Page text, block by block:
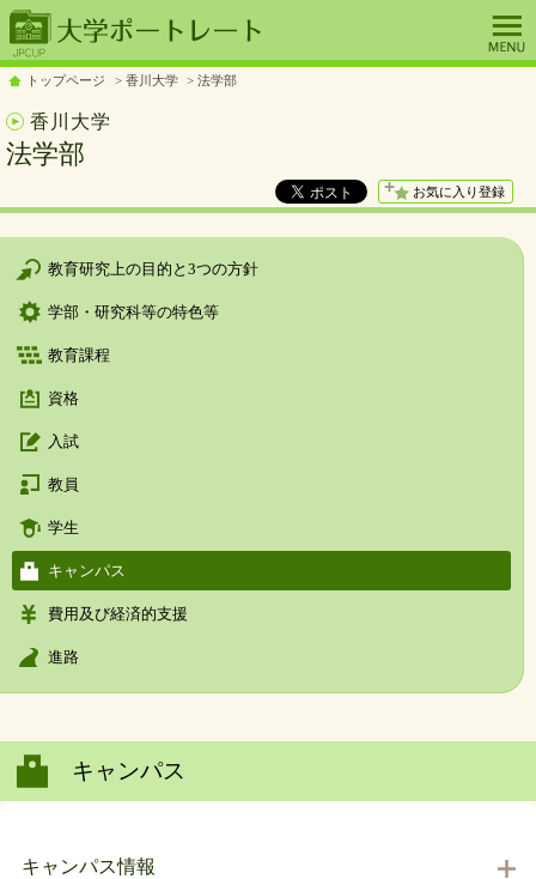
トップページ 香川大学 法学部
香川大学
法学部
お気に入り登録
教育研究上の目的と3つの方針
学部・研究科等の特色等
教育課程
資格
入試
教員
学生
キャンパス
費用及び経済的支援
進路
キャンパス
キャンパス情報